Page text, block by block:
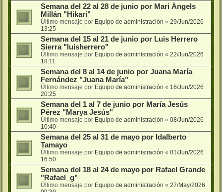
Semana del 22 al 28 de junio por Mari Ángels
Millán "Hikari"
Último mensaje por Equipo de administración « 29/Jun/2026
13:25
Semana del 15 al 21 de junio por Luis Herrero
Sierra "luisherrero"
Último mensaje por Equipo de administración « 22/Jun/2026
18:11
Semana del 8 al 14 de junio por Juana María
Fernández "Juana María"
Último mensaje por Equipo de administración « 16/Jun/2026
20:25
Semana del 1 al 7 de junio por María Jesús
Pérez "Marya Jesús"
Último mensaje por Equipo de administración « 08/Jun/2026
10:40
Semana del 25 al 31 de mayo por Idalberto
Tamayo
Último mensaje por Equipo de administración « 01/Jun/2026
16:50
Semana del 18 al 24 de mayo por Rafael Grande
"Rafael_g"
Último mensaje por Equipo de administración « 27/May/2026